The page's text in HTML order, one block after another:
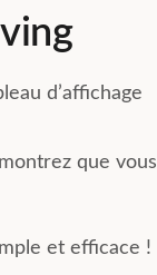
d’affichage
que vous
et efficace !